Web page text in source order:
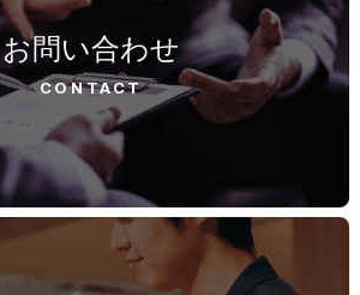
お問い合わせ
CONTACT